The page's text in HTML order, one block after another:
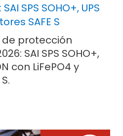
SPS SOHO+, UPS
SAFE S
protección
SAI SPS SOHO+,
con LiFePO4 y